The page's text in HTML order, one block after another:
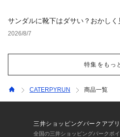
サンダルに靴下はダサい？おかしく
と男女別おすすめコーデ
2026/8/7
特集をもっ
CATERPYRUN 商品一覧
三井ショッピングパークアプリ
全国の三井ショッピングパークポ